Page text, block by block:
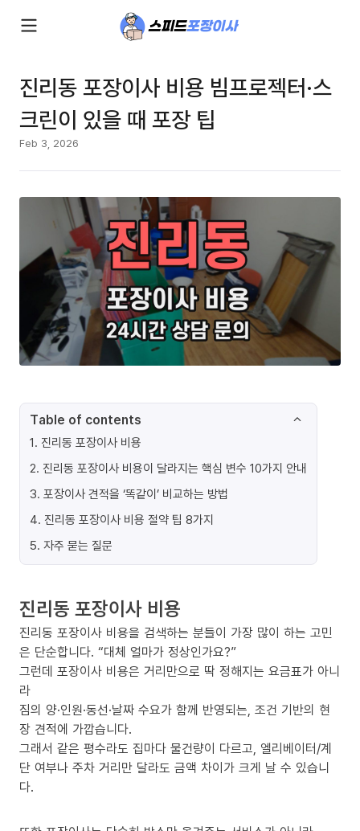
진리동 포장이사 비용 빔프로젝터·스
크린이 있을 때 포장 팁
Feb 3, 2026
Table of contents
1. 진리동 포장이사 비용
2. 진리동 포장이사 비용이 달라지는 핵심 변수 10가지 안내
3. 포장이사 견적을 ‘똑같이’ 비교하는 방법
4. 진리동 포장이사 비용 절약 팁 8가지
5. 자주 묻는 질문
진리동 포장이사 비용
진리동 포장이사 비용을 검색하는 분들이 가장 많이 하는 고민
은 단순합니다. “대체 얼마가 정상인가요?”
그런데 포장이사 비용은 거리만으로 딱 정해지는 요금표가 아니
라
짐의 양·인원·동선·날짜 수요가 함께 반영되는, 조건 기반의 현
장 견적에 가깝습니다.
그래서 같은 평수라도 집마다 물건량이 다르고, 엘리베이터/계
단 여부나 주차 거리만 달라도 금액 차이가 크게 날 수 있습니
다.